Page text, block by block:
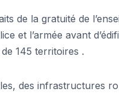
de la gratuité de
et l’armée avant
145 territoires .
des infrastructures